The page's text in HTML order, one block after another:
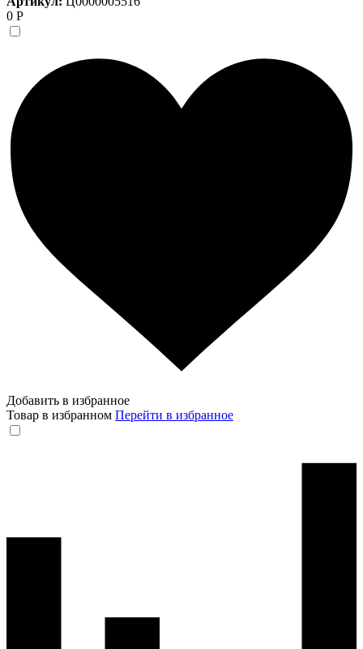
0 Р
Добавить в избранное
Товар в избранном Перейти в избранное